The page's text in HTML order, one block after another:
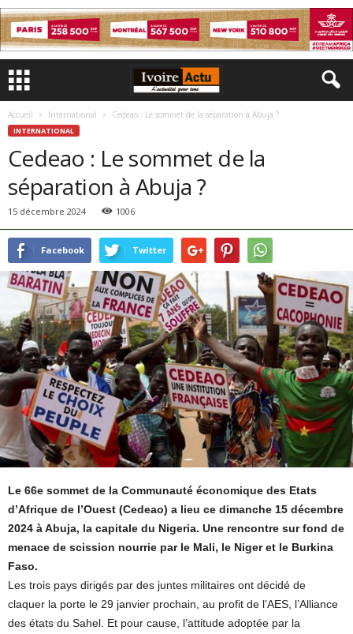
Accueil International Cedeao : Le sommet de la séparation à Abuja ?
INTERNATIONAL
Cedeao : Le sommet de la
séparation à Abuja ?
15 décembre 2024 1006
Facebook Twitter
Le 66e sommet de la Communauté économique des Etats
d’Afrique de l’Ouest (Cedeao) a lieu ce dimanche 15 décembre
2024 à Abuja, la capitale du Nigeria. Une rencontre sur fond de
menace de scission nourrie par le Mali, le Niger et le Burkina
Faso.
Les trois pays dirigés par des juntes militaires ont décidé de
claquer la porte le 29 janvier prochain, au profit de l’AES, l’Alliance
des états du Sahel. Et pour cause, l’attitude adoptée par la